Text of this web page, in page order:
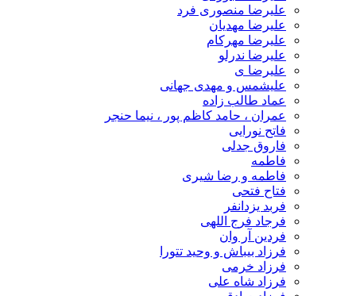
علیرضا منصوری فرد
علیرضا مهدیان
علیرضا مهرکام
علیرضا ندرلو
علیرضا ی
علیشمس و مهدی جهانی
عماد طالب زاده
عمران ، حامد کاظم پور ، نیما حنجر
فاتح نورایی
فاروق جدلی
فاطمه
فاطمه و رضا شیری
فتاح فتحی
فربد یزدانفر
فرجاد فرج اللهی
فردین آر وان
فرزاد بیباش و وحید تتورا
فرزاد خرمی
فرزاد شاه علی